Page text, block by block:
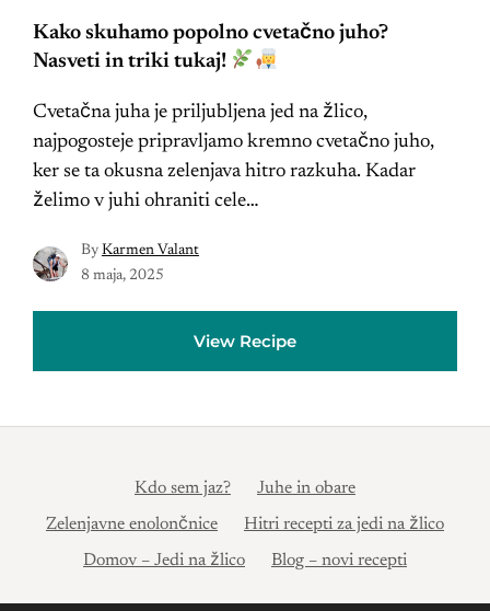
Kako skuhamo popolno cvetačno juho?
Nasveti in triki tukaj!
Cvetačna juha je priljubljena jed na žlico,
najpogosteje pripravljamo kremno cvetačno juho,
ker se ta okusna zelenjava hitro razkuha. Kadar
želimo v juhi ohraniti cele…
By Karmen Valant
8 maja, 2025
View Recipe
Kdo sem jaz? Juhe in obare
Zelenjavne enolončnice Hitri recepti za jedi na žlico
Domov – Jedi na žlico Blog – novi recepti